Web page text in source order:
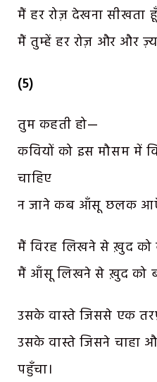
मैं हर रोज़ देखना सीखता
मैं तुम्हें हर रोज़ और और
(5)
तुम कहती हो—
कवियों को इस मौसम में
चाहिए
न जाने कब आँसू छलक
मैं विरह लिखने से ख़ुद को
मैं आँसू लिखने से ख़ुद को
उसके वास्ते जिससे एक
उसके वास्ते जिसने चाहा
पहुँचा।